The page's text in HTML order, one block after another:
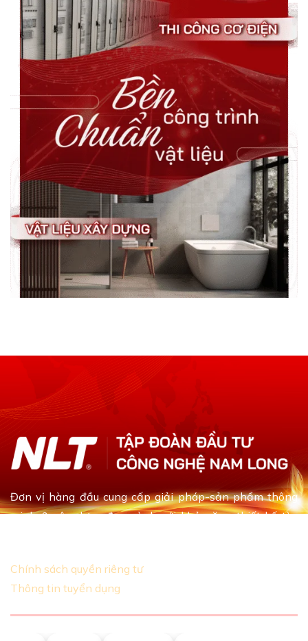
Đơn vị hàng đầu cung cấp giải pháp-sản phẩm thông
minh & xây dựng đa ngành với khả năng thiết kế tùy
Chính sách quyền riêng tư
Thông tin tuyển dụng